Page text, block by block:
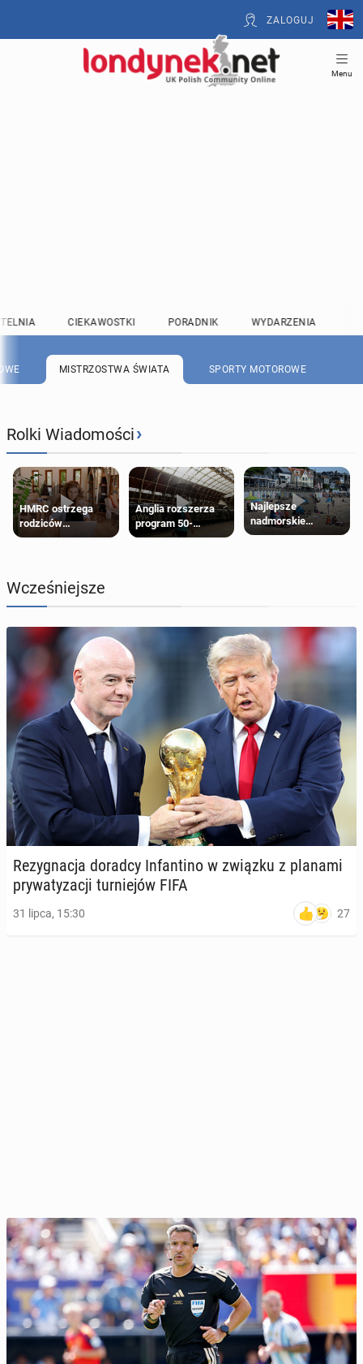
ZALOGUJ
Menu
CIEKAWOSTKI PORADNIK WYDARZENIA
MISTRZOSTWA ŚWIATA SPORTY MOTOROWE
Rolki Wiadomości›
HMRC ostrzega
rodziców
pobierających Child
zwrotu zasiłku
Anglia rozszerza
program 50-
procentowych
Najlepsze
nadmorskie
miasteczko blisko
Wcześniejsze
Re­zy­gna­cja doradcy In­fan­ti­no w związku z planami
pry­wa­ty­za­cji tur­nie­jów FIFA
31 lipca, 15:30 27